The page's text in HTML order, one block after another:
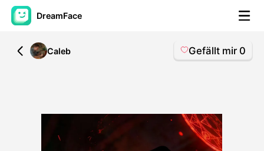
DreamFace
KI-Tools
KI-Video
KI-Fotos
All
Caleb Gefällt mir 0